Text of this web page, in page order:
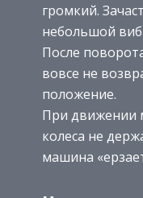
громкий.
небольшой
После
вовсе не
положение.
При движении
колеса не
машина